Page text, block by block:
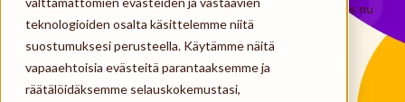
teknologioiden osalta käsittelemme niitä
suostumuksesi perusteella. Käytämme näitä
vapaaehtoisia evästeitä parantaaksemme ja
räätälöidäksemme selauskokemustasi,
Beställ Epassi
Hitta leverantör
upplevelser, sportutrustning, mode och mycket mer finns nu
direkt i din Epassi-app.